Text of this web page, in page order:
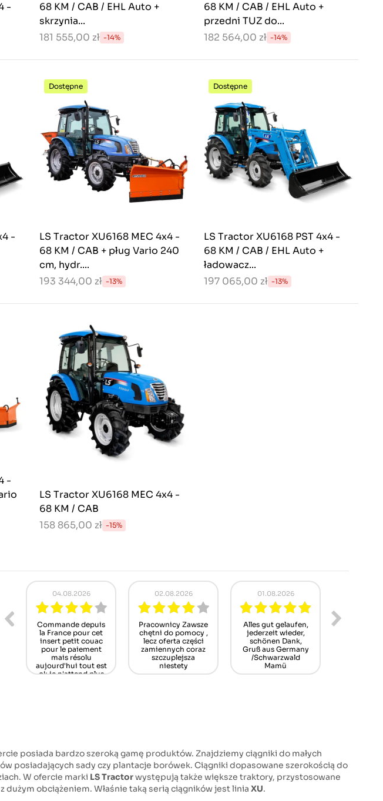
-
68 KM / CAB / EHL Auto +
skrzynia...
181 555,00 zł -14%
68 KM / CAB / EHL Auto +
przedni TUZ do...
182 564,00 zł -14%
-
Dostępne
LS Tractor XU6168 MEC 4x4 -
68 KM / CAB + pług Vario 240
cm, hydr....
193 344,00 zł -13%
Dostępne
LS Tractor XU6168 PST 4x4 -
68 KM / CAB / EHL Auto +
ładowacz...
197 065,00 zł -13%
-
LS Tractor XU6168 MEC 4x4 -
68 KM / CAB
158 865,00 zł -15%
31.07.2026
Wenn das Teil nun
noch passt, bin ich
glücklich und
zufrieden.
Tomasz O.
29.07.2026
Díly byly dodány v
pořádku, navíc
jsem obdržel
propagační vůni do
auta. Rychlé
dodání.
20.07.2026
Czy polecisz nas
innym? - tak
posiada bardzo szeroką gamę produktów. Znajdziemy ciągniki do małych
posiadających sady czy plantacje borówek. Ciągniki dopasowane szerokością do
W ofercie marki LS Tractorwystępują także większe traktory, przystosowane
dużym obciążeniem. Właśnie taką serią ciągników jest linia XU.